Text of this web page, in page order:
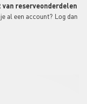
reserveonderdelen
je al een account? Log dan